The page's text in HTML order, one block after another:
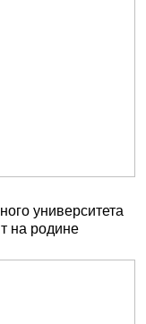
университета
на родине